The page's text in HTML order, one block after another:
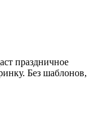
праздничное
Без шаблонов,